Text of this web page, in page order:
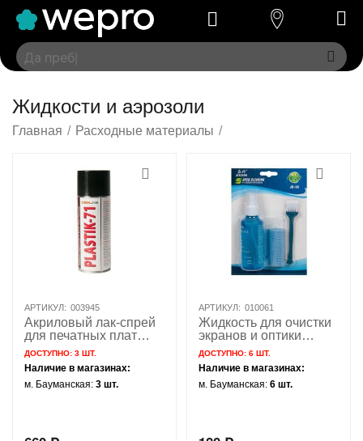
Жидкости и аэрозоли
Главная / Расходные материалы /
АРТИКУЛ: 003945
Акриловый лак-спрей
для печатных плат
PLASTIK-71 Solins
400мл
ДОСТУПНО:3 ШТ.
Наличие в магазинах:
м. Бауманская:3 шт.
АРТИКУЛ: 010061
Жидкость для очистки
экранов и оптики
SUPER CLEANING JB-
88 100мл
ДОСТУПНО:6 ШТ.
Наличие в магазинах:
м. Бауманская:6 шт.